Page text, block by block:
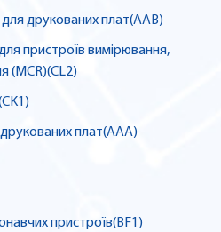
друкованих плат(AAB)
пристроїв вимірювання,
(MCR)(CL2)
плат(AAA)
пристроїв(BF1)